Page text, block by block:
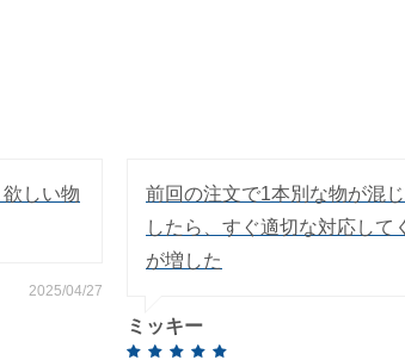
しい物
2025/04/27
前回の注文で1本別な物が混
したら、すぐ適切な対応して
が増した
ミッキー